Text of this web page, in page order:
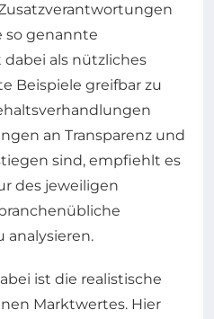
so genannte
als nützliches
Beispiele greifbar zu
an Transparenz und
sind, empfiehlt es
des jeweiligen
analysieren.
ist die realistische
Marktwertes. Hier